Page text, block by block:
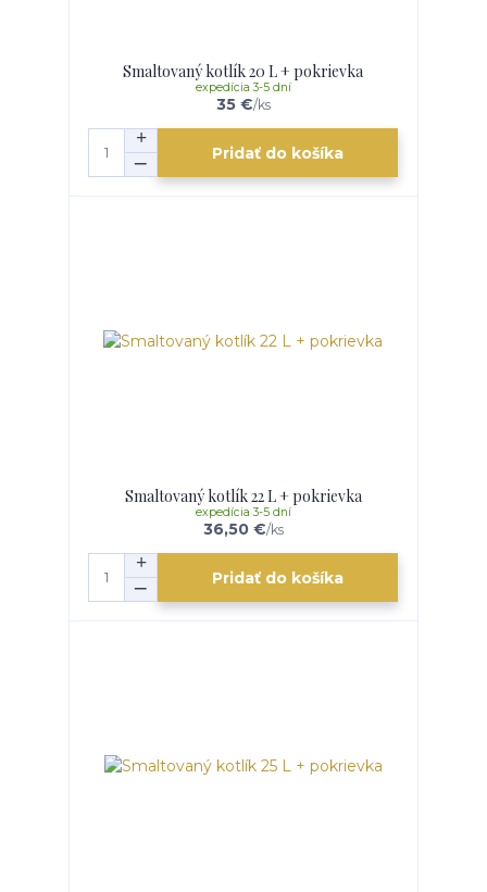
Smaltovaný kotlík 20 L + pokrievka
35 €/ks
expedícia 3-5 dní
Pridať do košíka
Smaltovaný kotlík 22 L + pokrievka
36,50 €/ks
expedícia 3-5 dní
Pridať do košíka